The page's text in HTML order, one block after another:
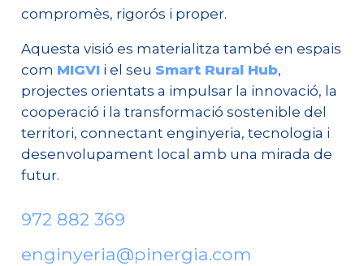
compromès, rigorós i proper.
Aquesta visió es materialitza també en espais
com MIGVI i el seu Smart Rural Hub,
projectes orientats a impulsar la innovació, la
cooperació i la transformació sostenible del
territori, connectant enginyeria, tecnologia i
desenvolupament local amb una mirada de
futur.
972 882 369
enginyeria@pinergia.com